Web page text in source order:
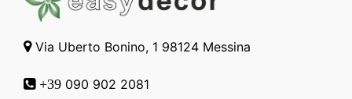
Via Uberto Bonino, 1 98124 Messina
+39 090 902 2081